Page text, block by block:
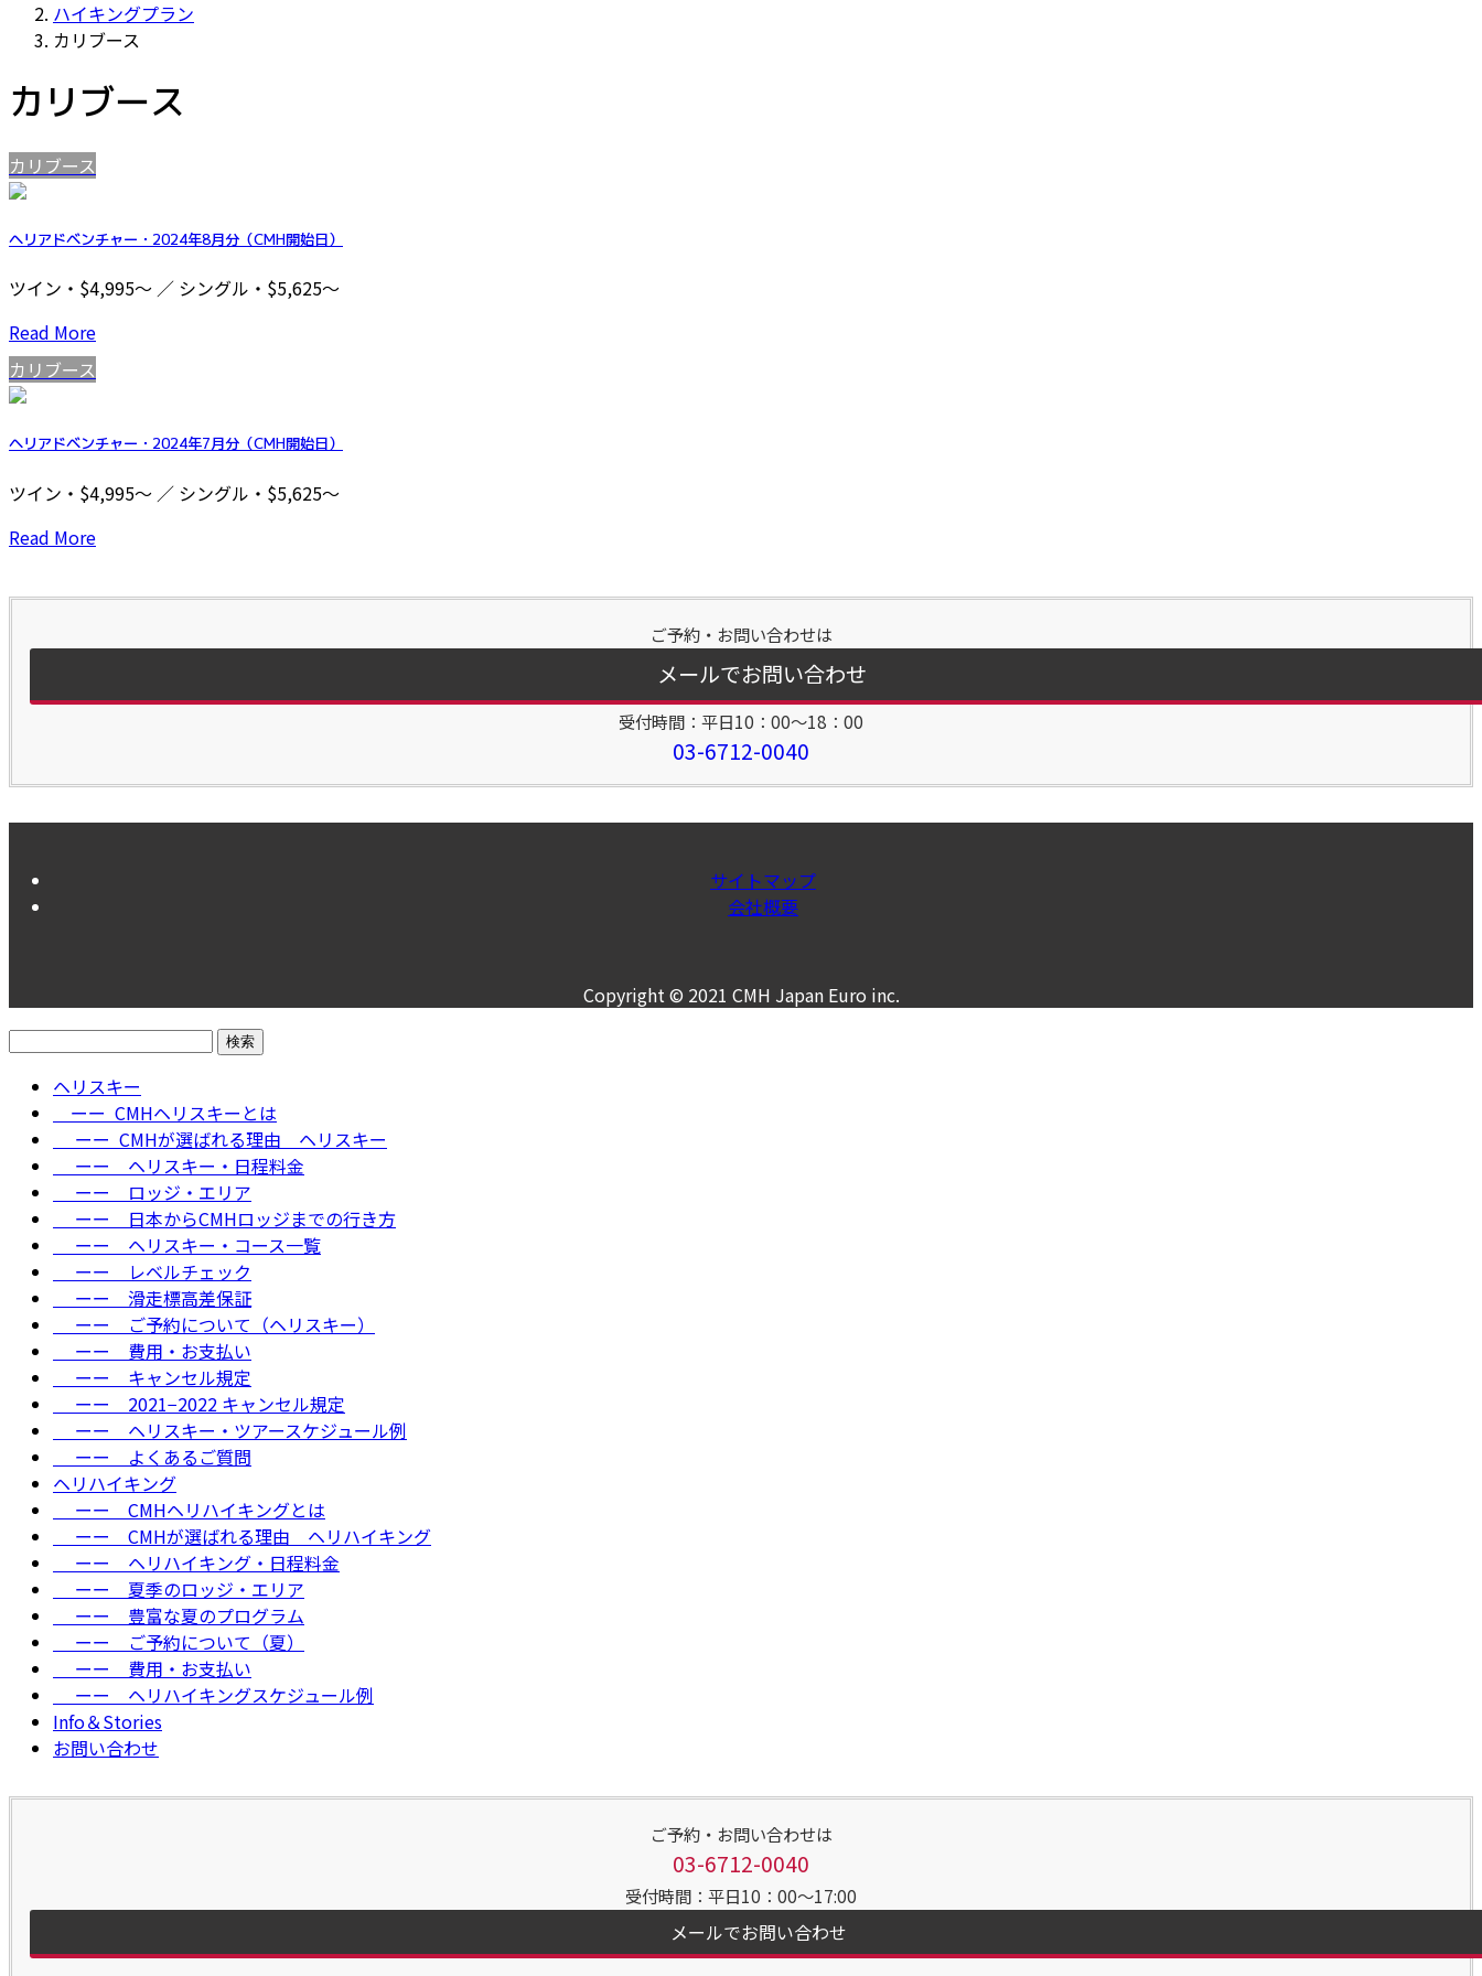
ハイキングプラン
カリブース
カリブース
カリブース
ヘリアドベンチャー・2024年8月分（CMH開始日）
ツイン・$4,995～ ／ シングル・$5,625～
Read More
カリブース
ヘリアドベンチャー・2024年7月分（CMH開始日）
ツイン・$4,995～ ／ シングル・$5,625～
Read More
ご予約・お問い合わせは
メールでお問い合わせ
受付時間：平日10：00～18：00
03-6712-0040
サイトマップ
会社概要
Copyright © 2021 CMH Japan Euro inc.
検
ヘリスキー
ーー CMHヘリスキーとは
ーー CMHが選ばれる理由＿ヘリスキー
ーー ヘリスキー・日程料金
ーー ロッジ・エリア
ーー 日本からCMHロッジまでの行き方
ーー ヘリスキー・コース一覧
ーー レベルチェック
ーー 滑走標高差保証
ーー ご予約について（ヘリスキー）
ーー 費用・お支払い
ーー キャンセル規定
ーー 2021−2022 キャンセル規定
ーー ヘリスキー・ツアースケジュール例
ーー よくあるご質問
ヘリハイキング
ーー CMHヘリハイキングとは
ーー CMHが選ばれる理由＿ヘリハイキング
ーー ヘリハイキング・日程料金
ーー 夏季のロッジ・エリア
ーー 豊富な夏のプログラム
ーー ご予約について（夏）
ーー 費用・お支払い
ーー ヘリハイキングスケジュール例
Info＆Stories
お問い合わせ
ご予約・お問い合わせは
03-6712-0040
受付時間：平日10：00～17:00
メールでお問い合わせ